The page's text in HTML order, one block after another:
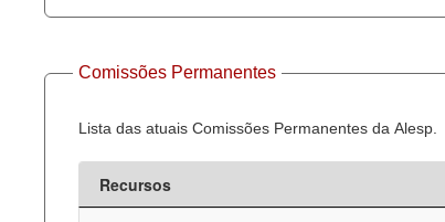
Comissões Permanentes
Lista das atuais Comissões Permanentes da Alesp.
Recursos